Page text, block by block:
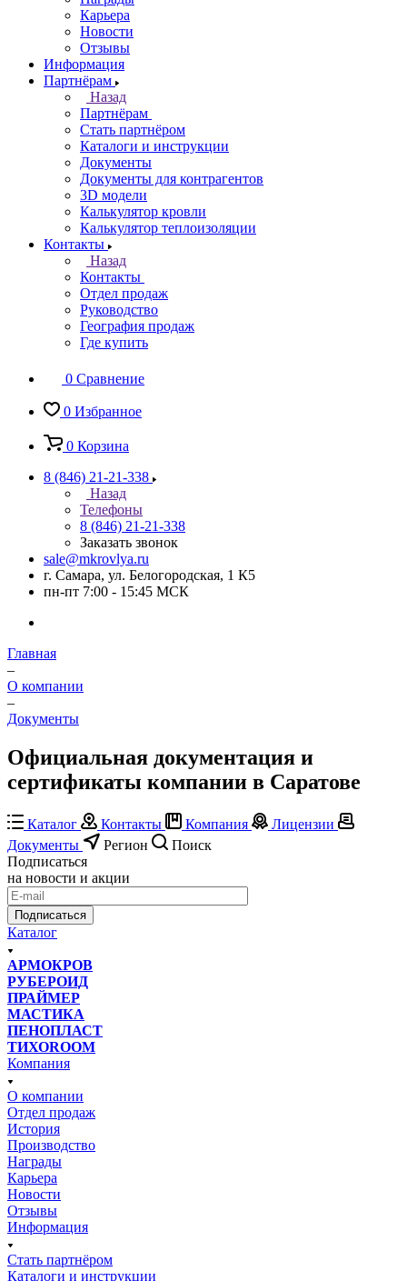
Карьера
Новости
Отзывы
Информация
Партнёрам
Назад
Партнёрам
Стать партнёром
Каталоги и инструкции
Документы
Документы для контрагентов
3D модели
Калькулятор кровли
Калькулятор теплоизоляции
Контакты
Назад
Контакты
Отдел продаж
Руководство
География продаж
Где купить
0 Сравнение
0 Избранное
0 Корзина
8 (846) 21-21-338
Назад
Телефоны
8 (846) 21-21-338
Заказать звонок
sale@mkrovlya.ru
г. Самара, ул. Белогородская, 1 К5
пн-пт 7:00 - 15:45 МСК
Главная
–
О компании
–
Документы
Официальная документация и
сертификаты компании в Саратове
Каталог Контакты Компания
Лицензии
Документы
Регион
Поиск
Подписаться
на новости и акции
Подписаться
Каталог
АРМОКРОВ
РУБЕРОИД
ПРАЙМЕР
МАСТИКА
ПЕНОПЛАСТ
ТИХОROOM
Компания
О компании
Отдел продаж
История
Производство
Награды
Карьера
Новости
Отзывы
Информация
Стать партнёром
Каталоги и инструкции